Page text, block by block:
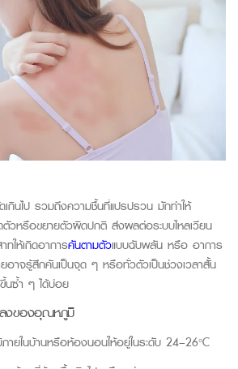
กินไป รวมถึงความชื้นที่แปรปรวน มักทำให้
วหรือขยายตัวผิดปกติ ส่งผลต่อระบบไหลเวียน
ทให้เกิดอาการคันตามตัวแบบฉับพลัน หรือ อาการ
อาจรู้สึกคันเป็นจุด ๆ หรือทั่วตัวเป็นช่วงเวลาสั้น
ขึ้นซ้ำ ๆได้บ่อย
ลงของอุณหภูมิ
ยในบ้านหรือห้องนอนให้อยู่ในระดับ 24–26°C